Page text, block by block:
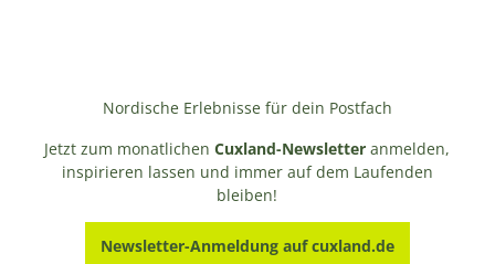
Nordische Erlebnisse für dein Postfach
Jetzt zum monatlichenCuxland-Newsletter anmelden,
inspirieren lassen und immer auf dem Laufenden
bleiben!
Newsletter-Anmeldung auf cuxland.de